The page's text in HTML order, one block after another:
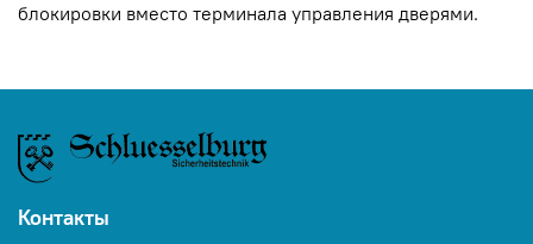
блокировки вместо терминала управления дверями.
Контакты